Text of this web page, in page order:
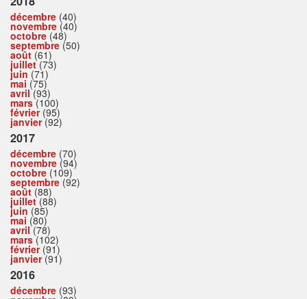
décembre (40)
novembre (40)
octobre (48)
septembre (50)
août (61)
juillet(73)
juin (71)
mai (75)
avril(93)
mars(100)
février(95)
janvier(92)
2017
décembre (70)
novembre (94)
octobre (109)
septembre (92)
août (88)
juillet(88)
juin (85)
mai (80)
avril(78)
mars(102)
février(91)
janvier(91)
2016
décembre (93)